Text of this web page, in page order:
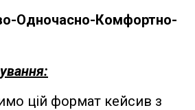
Одночасно-Комфортно-
цiй формат кейсив з